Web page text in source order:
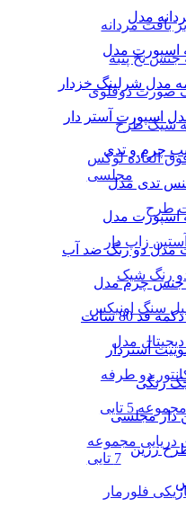
بافت مردانه
جنس نخ پنبه
العاده لوکس
مجلسی
زاپ دار
دو رنگ شیک
سنگ اونیکس
5 تایی
مجموعه
7 تایی
فلورمار
اسپورت آستر دار
چرم و تدی
مدل دو رنگ ضد آب
قد 80 سانت
آستردار
رنگی
دار مجلسی
رزین